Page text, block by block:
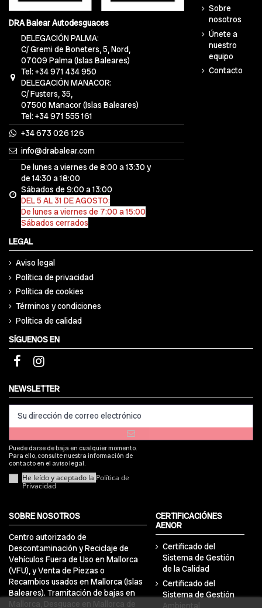
DRA Balear Autodesguaces
DELEGACIÓN PALMA:
C/ Gremi de Boneters, 5, Nord,
07009 Palma (Islas Baleares)
Tel: +34 971 434 950
DELEGACIÓN MANACOR:
C/ Fusters, 35,
07500 Manacor (Islas Baleares)
Tel: +34 971 555 161
+34 673 026 126
info@drabalear.com
De lunes a viernes de 8:00 a 13:30 y
de 14:30 a 18:00
Sábados de 9:00 a 13:00
DEL 5 AL 31 DE AGOSTO:
De lunes a viernes de 7:00 a 15:00
Sábados cerrados
Sobre
nosotros
Únete a
nuestro
equipo
Contacto
LEGAL
Aviso legal
Política de privacidad
Política de cookies
Términos y condiciones
Política de calidad
SÍGUENOS EN
NEWSLETTER
Puede darse de baja en cualquier momento.
Para ello, consulte nuestra información de
contacto en el aviso legal.
He leído y aceptado la Política de
Privacidad
SOBRE NOSOTROS
Centro autorizado de
Descontaminación y Reciclaje de
Vehículos Fuera de Uso en Mallorca
(VFU), y Venta de Piezas o
Recambios usados en Mallorca (Islas
Baleares). Tramitación de bajas en
Mallorca, Desguace en Mallorca de
CERTIFICACIÓNES
AENOR
Certificado del
Sistema de Gestión
de la Calidad
Certificado del
Sistema de Gestión
Ambiental